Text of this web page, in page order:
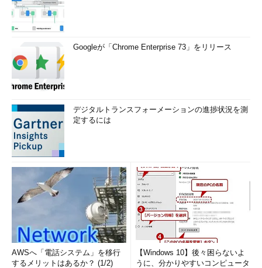
Googleが「Chrome Enterprise 73」をリリース
デジタルトランスフォーメーションの進捗状況を測
定するには
AWSへ「電話システム」を移行
するメリットはあるか？ (1/2)
【Windows 10】後々困らないよ
うに、分かりやすいコンピュータ